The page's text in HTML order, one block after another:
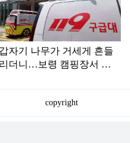
갑자기 나무가 거세게 흔들
리더니…보령 캠핑장서 일
copyright